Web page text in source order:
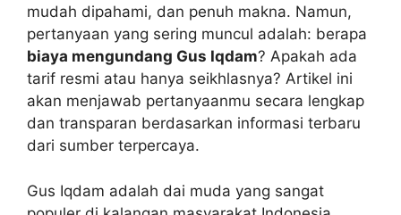
mudah dipahami, dan penuh makna. Namun,
pertanyaan yang sering muncul adalah: berapa
biaya mengundang Gus Iqdam? Apakah ada
tarif resmi atau hanya seikhlasnya? Artikel ini
akan menjawab pertanyaanmu secara lengkap
dan transparan berdasarkan informasi terbaru
dari sumber terpercaya.
Gus Iqdam adalah dai muda yang sangat